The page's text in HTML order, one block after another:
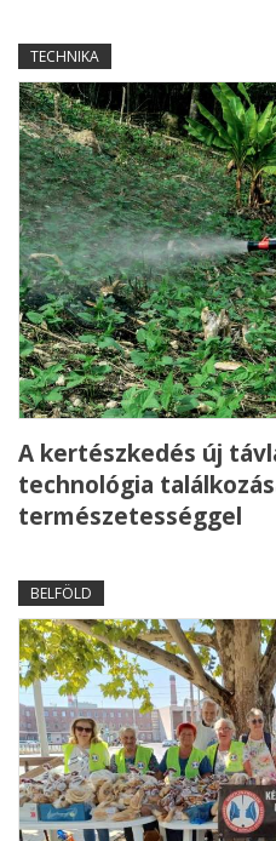
TECHNIKA
A kertészkedés új
technológia
természetességgel
BELFÖLD